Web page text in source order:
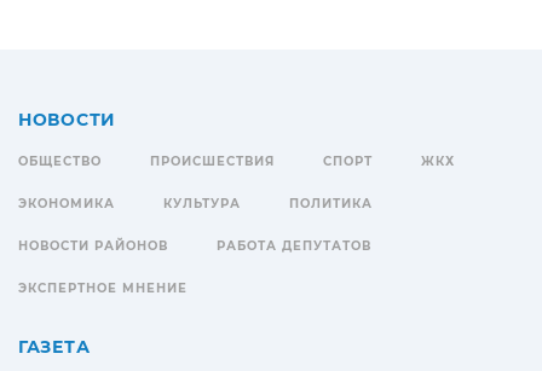
НОВОСТИ
ОБЩЕСТВО ПРОИСШЕСТВИЯ СПОРТ ЖКХ
ЭКОНОМИКА КУЛЬТУРА ПОЛИТИКА
НОВОСТИ РАЙОНОВ РАБОТА ДЕПУТАТОВ
ЭКСПЕРТНОЕ МНЕНИЕ
ГАЗЕТА